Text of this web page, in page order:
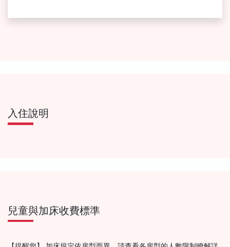
入住說明
兒童與加床收費標準